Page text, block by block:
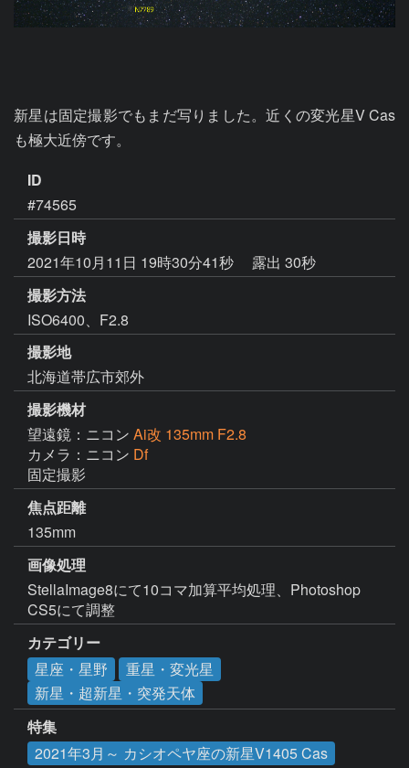
新星は固定撮影でもまだ写りました。近くの変光星V Cas
も極大近傍です。
ID
#74565
撮影日時
2021年10月11日 19時30分41秒
露出 30秒
撮影方法
ISO6400、F2.8
撮影地
北海道帯広市郊外
撮影機材
望遠鏡：ニコン Ai改 135mm F2.8
カメラ：ニコン Df
固定撮影
焦点距離
135mm
画像処理
StellaImage8にて10コマ加算平均処理、Photoshop
CS5にて調整
カテゴリー
星座・星野
重星・変光星
新星・超新星・突発天体
特集
2021年3月～ カシオペヤ座の新星V1405 Cas